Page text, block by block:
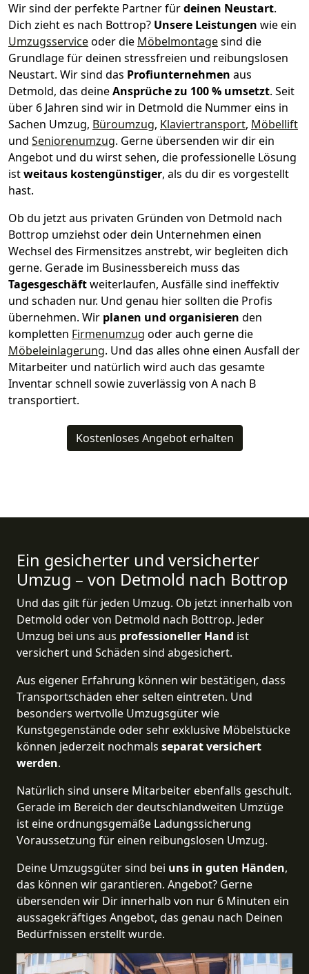
Wir sind der perfekte Partner fürdeinen Neustart.
Dich zieht es nach Bottrop? Unsere Leistungen wie ein
Umzugsserviceoder die Möbelmontagesind die
Grundlage für deinen stressfreien und reibungslosen
Neustart. Wir sind das Profiunternehmen aus
Detmold, das deineAnsprüche zu 100 % umsetzt. Seit
über 6 Jahren sind wir in Detmold die Nummer eins in
Sachen Umzug, Büroumzug, Klaviertransport, Möbellift
und Seniorenumzug. Gerne übersenden wir dir ein
Angebot und du wirst sehen, die professionelle Lösung
istweitaus kostengünstiger, als du dir es vorgestellt
hast.
Ob du jetzt aus privaten Gründen von Detmold nach
Bottrop umziehst oder dein Unternehmen einen
Wechsel des Firmensitzes anstrebt, wir begleiten dich
gerne. Gerade im Businessbereich muss das
Tagesgeschäftweiterlaufen, Ausfälle sind ineffektiv
und schaden nur. Und genau hier sollten die Profis
übernehmen. Wir planen und organisieren den
kompletten Firmenumzug oder auch gerne die
Möbeleinlagerung. Und das alles ohne einen Ausfall der
Mitarbeiter und natürlich wird auch das gesamte
Inventar schnell sowie zuverlässig von A nach B
transportiert.
Kostenloses Angebot erhalten
Ein gesicherter und versicherter
Umzug – von Detmold nach Bottrop
Und das gilt für jeden Umzug. Ob jetzt innerhalb von
Detmold oder von Detmold nach Bottrop. Jeder
Umzug bei uns aus professioneller Hand ist
versichert und Schäden sind abgesichert.
Aus eigener Erfahrung können wir bestätigen, dass
Transportschäden eher selten eintreten. Und
besonders wertvolle Umzugsgüter wie
Kunstgegenstände oder sehr exklusive Möbelstücke
können jederzeit nochmals separat versichert
werden.
Natürlich sind unsere Mitarbeiter ebenfalls geschult.
Gerade im Bereich der deutschlandweiten Umzüge
ist eine ordnungsgemäße Ladungssicherung
Voraussetzung für einen reibungslosen Umzug.
Deine Umzugsgüter sind bei uns in guten Händen,
das können wir garantieren. Angebot? Gerne
übersenden wir Dir innerhalb von nur 6 Minuten ein
aussagekräftiges Angebot, das genau nach Deinen
Bedürfnissen erstellt wurde.